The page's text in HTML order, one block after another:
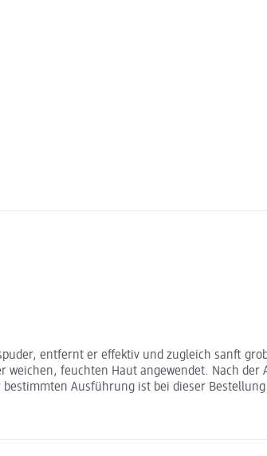
entfernt er effektiv und zugleich sanft
feuchten Haut angewendet. Nach der
Ausführung ist bei dieser